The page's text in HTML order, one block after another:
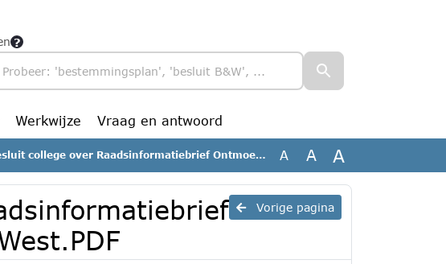
Werkwijze Vraag en antwoord
college over Raadsinformatiebrief Ontmoeten Oss Noord-West.PDF A A A
Vorige pagina